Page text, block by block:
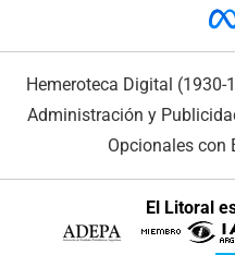
Hemeroteca Digital (1930-
Administración y
Opcionales con
El Litoral